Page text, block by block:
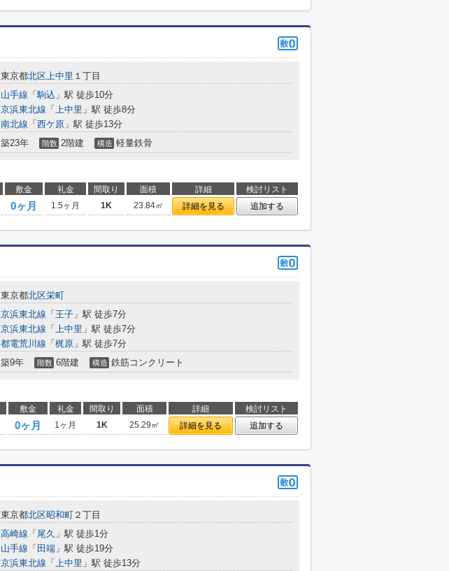
東京都北区上中里 １丁目
山手線 「駒込 」駅 徒歩10分
京浜東北線 「 上中里 」駅 徒歩8分
南北線 「 西ケ原 」駅 徒歩13分
築23年 階数 2階建 構造 軽量鉄骨
敷金 礼金 間取り 面積 詳細
検討リスト
0ヶ月 1.5ヶ月 1K 23.84㎡ 詳細を見る 追加する
東京都北区栄町
京浜東北線 「 王子 」駅 徒歩7分
京浜東北線 「 上中里 」駅 徒歩7分
都電荒川線 「 梶原 」駅 徒歩7分
築9年 階数 6階建 構造 鉄筋コンクリート
敷金 礼金 間取り 面積 詳細
検討リスト
0ヶ月 1ヶ月 1K 25.29㎡ 詳細を見る 追加する
東京都北区昭和町 ２丁目
高崎線 「 尾久 」駅 徒歩1分
山手線 「 田端 」駅 徒歩19分
京浜東北線 「 上中里 」駅 徒歩13分